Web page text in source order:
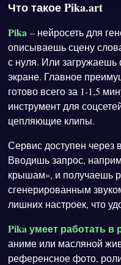
Что такое Pika.art
Pika – нейросеть для
описываешь сцену
с нуля. Или загружаешь
экране. Главное
готово всего за 1-1,5
инструмент для
цепляющие клипы.
Сервис доступен через
Вводишь запрос,
крышам», и получаешь
сгенерированным
лишних настроек, что
Pika умеет работать в
аниме или масляной
референсное фото,